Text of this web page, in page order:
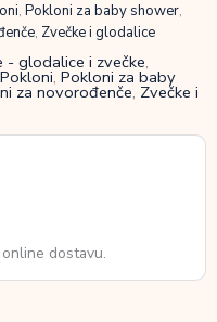
, Pokloni za baby shower,
, Zvečke i glodalice
- glodalice i zvečke,
Pokloni, Pokloni za baby
za novorođenče, Zvečke i
dostavu.